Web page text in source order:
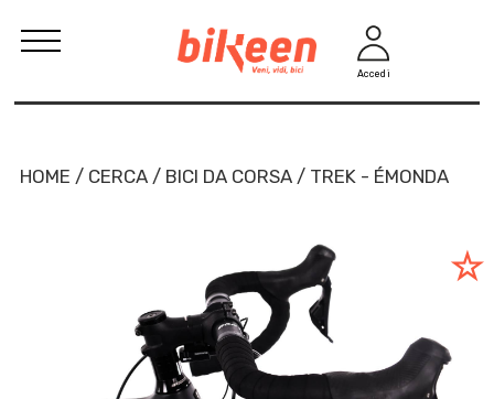
Accedi
HOME / CERCA / BICI DA CORSA / TREK - ÉMONDA